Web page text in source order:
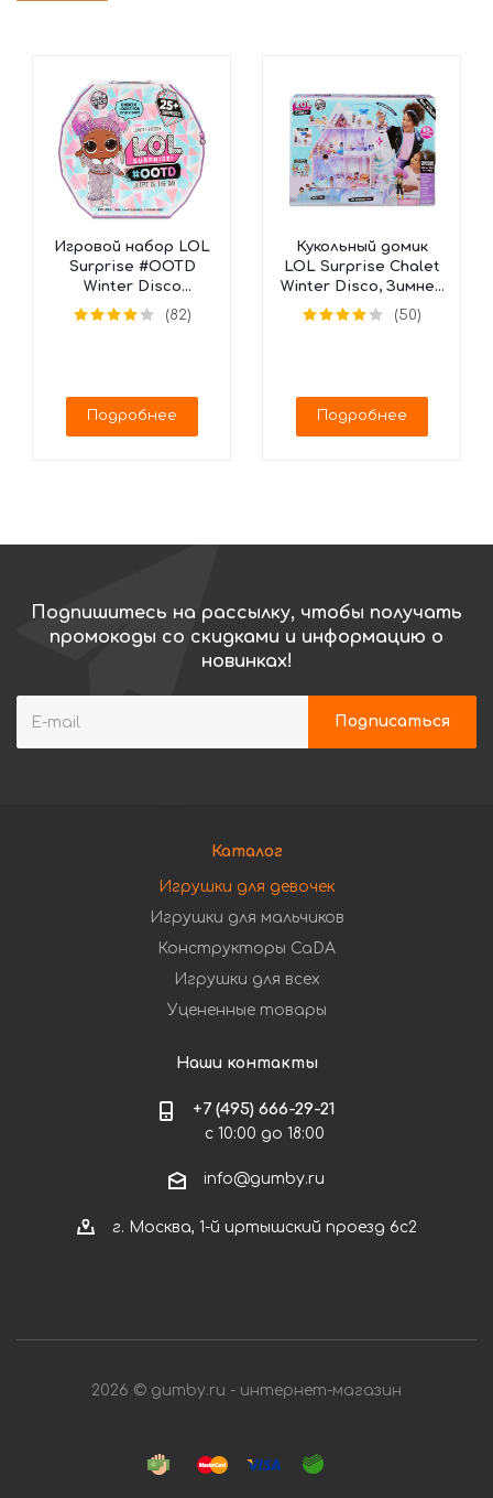
Игровой набор LOL
Surprise #OOTD
Winter Disco
Календарь, 562504
(25 сюрпризов)
(82)
Подробнее
Кукольный домик
LOL Surprise Chalet
Winter Disco, Зимнее
Шале, 562207
(50)
Подробнее
Подпишитесь на рассылку, чтобы получать
промокоды со скидками и информацию о
новинках!
Каталог
Игрушки для девочек
Игрушки для мальчиков
Конструкторы CaDA
Игрушки для всех
Уцененные товары
Наши контакты
+7 (495) 666-29-21
с 10:00 до 18:00
info@gumby.ru
г. Москва, 1-й иртышский проезд 6с2
2026 © gumby.ru - интернет-магазин